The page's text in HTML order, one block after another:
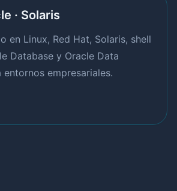
· Solaris
en Linux, Red Hat, Solaris, shell
Database y Oracle Data
empresariales.